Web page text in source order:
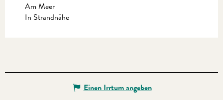
Am Meer
In Strandnähe
Einen Irrtum angeben